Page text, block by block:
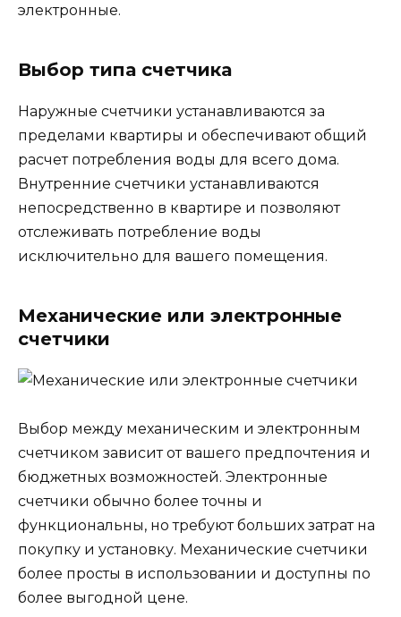
электронные.
Выбор типа счетчика
Наружные счетчики устанавливаются за
пределами квартиры и обеспечивают общий
расчет потребления воды для всего дома.
Внутренние счетчики устанавливаются
непосредственно в квартире и позволяют
отслеживать потребление воды
исключительно для вашего помещения.
Механические или электронные
счетчики
Выбор между механическим и электронным
счетчиком зависит от вашего предпочтения и
бюджетных возможностей. Электронные
счетчики обычно более точны и
функциональны, но требуют больших затрат на
покупку и установку. Механические счетчики
более просты в использовании и доступны по
более выгодной цене.